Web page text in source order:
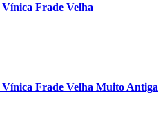
Frade Velha
Frade Velha Muito Antiga